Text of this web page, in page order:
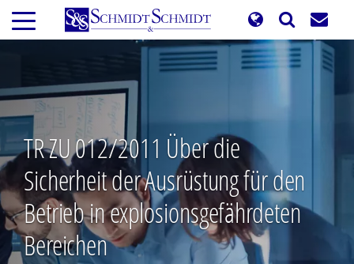
Direkt
zum
Inhalt
TR ZU 012/2011 Über die
Sicherheit der Ausrüstung für den
Betrieb in explosionsgefährdeten
Bereichen